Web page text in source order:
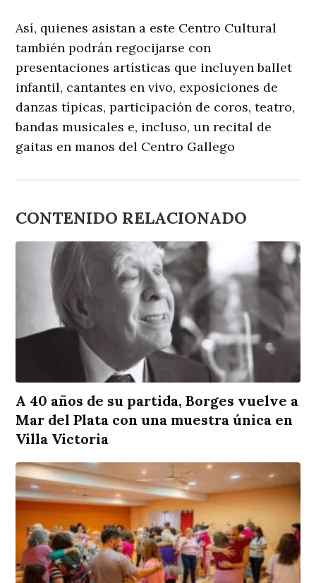
Así, quienes asistan a este Centro Cultural
también podrán regocijarse con
presentaciones artísticas que incluyen ballet
infantil, cantantes en vivo, exposiciones de
danzas típicas, participación de coros, teatro,
bandas musicales e, incluso, un recital de
gaitas en manos del Centro Gallego
CONTENIDO RELACIONADO
A 40 años de su partida, Borges vuelve a
Mar del Plata con una muestra única en
Villa Victoria